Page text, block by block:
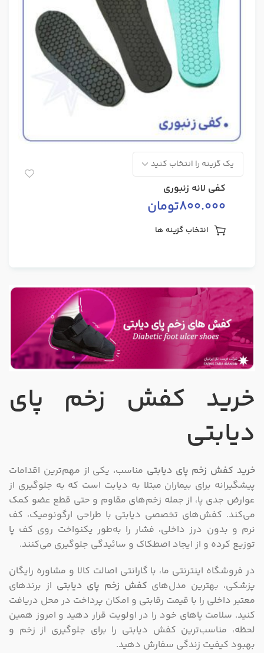
کفی لانه زنبوری
800.000تومان
انتخاب گزینه ها
خرید کفش‌ زخم پای
دیابتی
خرید کفش‌ زخم پای دیابتی مناسب، یکی از مهم‌ترین اقدامات
پیشگیرانه برای بیماران مبتلا به دیابت است که به جلوگیری از
عوارض جدی پا، از جمله زخم‌های مقاوم و حتی قطع عضو کمک
می‌کند. کفش‌های تخصصی دیابتی با طراحی ارگونومیک، کف
نرم و بدون درز داخلی، فشار را به‌طور یکنواخت روی کف پا
توزیع کرده و از ایجاد اصطکاک و سائیدگی جلوگیری می‌کنند.
در فروشگاه اینترنتی ما، با گارانتی اصالت کالا و مشاوره رایگان
پزشکی، بهترین مدل‌های کفش‌ زخم پای دیابتی از برندهای
معتبر داخلی را با قیمت رقابتی و امکان پرداخت در محل دریافت
کنید. سلامت پاهای خود را در اولویت قرار دهید و امروز همین
لحظه، مناسب‌ترین کفش دیابتی را برای جلوگیری از زخم و
بهبود کیفیت زندگی سفارش دهید.